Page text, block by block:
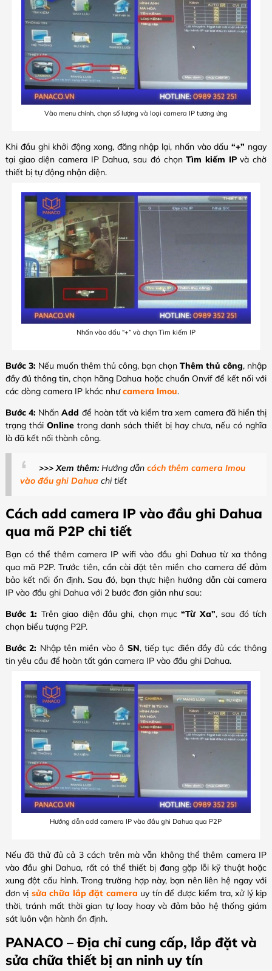
Vào menu chính, chọn số lượng và loại camera IP tương ứng
Khi đầu ghi khởi động xong, đăng nhập lại, nhấn vào dấu “+” ngay
tại giao diện camera IP Dahua, sau đó chọnTìm kiếm IPvà chờ
thiết bị tự động nhận diện.
Nhấn vào dấu “+” và chọn Tìm kiếm IP
Bước 3: Nếu muốn thêm thủ công, bạn chọn Thêm thủ công, nhập
đầy đủ thông tin, chọn hãng Dahua hoặc chuẩn Onvif để kết nối với
các dòng camera IP khác nhưcamera Imou.
Bước 4: NhấnAdd để hoàn tất và kiểm tra xem camera đã hiển thị
trạng thái Online trong danh sách thiết bị hay chưa, nếu có nghĩa
là đã kết nối thành công.
>>> Xem thêm:Hướng dẫn cách thêm camera Imou
vào đầu ghi Dahua chi tiết
Cách add camera IP vào đầu ghi Dahua
qua mã P2P chi tiết
Bạn có thể thêm camera IP wifi vào đầu ghi Dahua từ xa thông
qua mã P2P. Trước tiên, cần cài đặt tên miền cho camera để đảm
bảo kết nối ổn định. Sau đó, bạn thực hiện hướng dẫn cài camera
IP vào đầu ghi Dahua với 2 bước đơn giản như sau:
Bước 1: Trên giao diện đầu ghi, chọn mục “Từ Xa”, sau đó tích
chọn biểu tượng P2P.
Bước 2: Nhập tên miền vào ô SN, tiếp tục điền đầy đủ các thông
tin yêu cầu để hoàn tất gán camera IP vào đầu ghi Dahua.
Hướng dẫn add camera IP vào đầu ghi Dahua qua P2P
Nếu đã thử đủ cả 3 cách trên mà vẫn không thể thêm camera IP
vào đầu ghi Dahua, rất có thể thiết bị đang gặp lỗi kỹ thuật hoặc
xung đột cấu hình. Trong trường hợp này, bạn nên liên hệ ngay với
đơn vị sửa chữa lắp đặt camera uy tín để được kiểm tra, xử lý kịp
thời, tránh mất thời gian tự loay hoay và đảm bảo hệ thống giám
sát luôn vận hành ổn định.
PANACO – Địa chỉ cung cấp, lắp đặt và
sửa chữa thiết bị an ninh uy tín